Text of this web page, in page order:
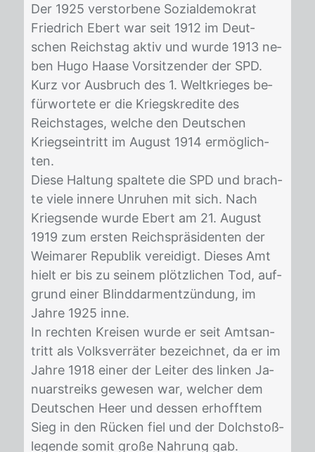
Der 1925 ver­stor­be­ne So­zi­al­de­mo­krat
Fried­rich Ebert war seit 1912 im Deut­
schen Reichs­tag ak­tiv und wur­de 1913 ne­
ben Hugo Haa­se Vor­sit­zen­der der SPD.
Kurz vor Aus­bruch des 1. Welt­krie­ges be­
für­wor­te­te er die Kriegs­kre­di­te des
Reichs­ta­ges, wel­che den Deut­schen
Kriegs­ein­tritt im Au­gust 1914 er­mög­lich­
ten.
Die­se Hal­tung spal­te­te die SPD und brach­
te vie­le in­ne­re Un­ru­hen mit sich. Nach
Kriegs­en­de wur­de Ebert am 21. Au­gust
1919 zum ers­ten Reichs­prä­si­den­ten der
Wei­ma­rer Re­pu­blik ver­ei­digt. Die­ses Amt
hielt er bis zu sei­nem plötz­li­chen Tod, auf­
grund ei­ner Blind­darm­ent­zün­dung, im
Jah­re 1925 inne.
In rech­ten Krei­sen wur­de er seit Amts­an­
tritt als Volks­ver­rä­ter be­zeich­net, da er im
Jah­re 1918 ei­ner der Lei­ter des lin­ken Ja­
nu­ar­streiks ge­we­sen war, wel­cher dem
Deut­schen Heer und des­sen er­hoff­tem
Sieg in den Rü­cken fiel und der Dolch­stoß­
le­gen­de so­mit gro­ße Nah­rung gab.